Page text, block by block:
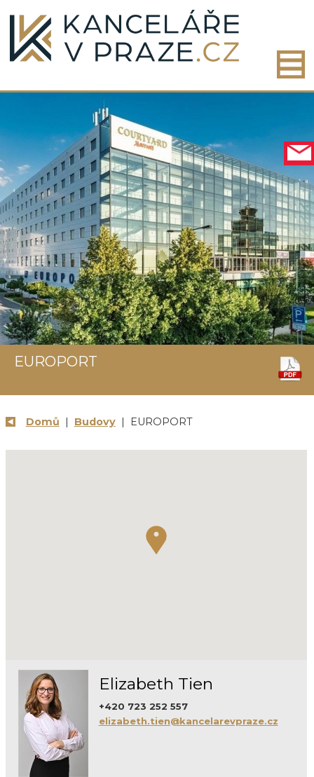
EUROPORT
Domů | Budovy| EUROPORT
Elizabeth Tien
+420 723 252 557
elizabeth.tien@kancelarevpraze.cz